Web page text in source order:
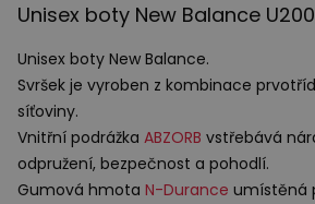
Unisex boty New Balance
Unisex boty New Balance.
Svršek je vyroben z kombinace
síťoviny.
Vnitřní podrážka ABZORB vstřebává
odpružení, bezpečnost a pohodlí.
Gumová hmota N-Durance umístěná